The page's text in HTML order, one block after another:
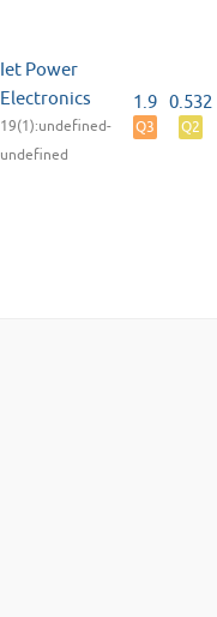
Iet Power
Electronics
19(1):undefined-
undefined
1.9
Q3
0.532
Q2